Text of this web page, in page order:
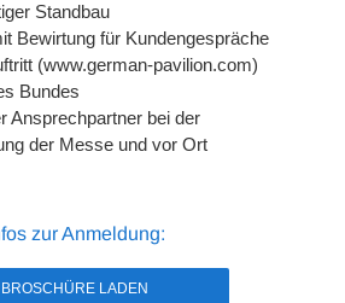
Standbau
Bewirtung für Kundengespräche
(www.german-pavilion.com)
Bundes
Ansprechpartner bei der
der Messe und vor Ort
zur Anmeldung:
BROSCHÜRE LADEN